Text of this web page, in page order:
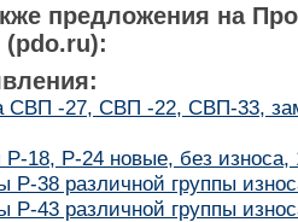
предложения на
СВП -27, СВП -22, СВП-33,
18, Р-24 новые, без износа,
Р-38 различной группы
Р-43 различной группы